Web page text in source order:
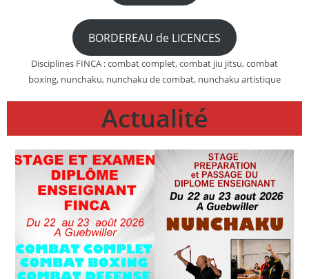
BORDEREAU de LICENCES
Disciplines FINCA : combat complet, combat jiu jitsu, combat
boxing, nunchaku, nunchaku de combat, nunchaku artistique
Actualité